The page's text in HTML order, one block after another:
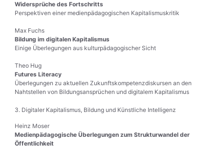
Widersprüche des Fortschritts
Perspektiven einer medienpädagogischen Kapitalismuskritik
Max Fuchs
Bildung im digitalen Kapitalismus
Einige Überlegungen aus kulturpädagogischer Sicht
Theo Hug
Futures Literacy
Überlegungen zu aktuellen Zukunftskompetenzdiskursen an den
Nahtstellen von Bildungsansprüchen und digitalem Kapitalismus
3. Digitaler Kapitalismus, Bildung und Künstliche Intelligenz
Heinz Moser
Medienpädagogische Überlegungen zum Strukturwandel der
Öffentlichkeit